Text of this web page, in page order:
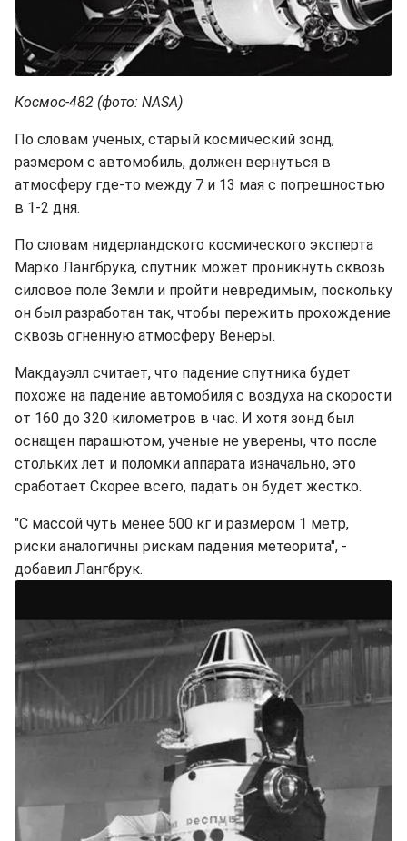
Космос-482 (фото: NASA)
По словам ученых, старый космический зонд,
размером с автомобиль, должен вернуться в
атмосферу где-то между 7 и 13 мая с погрешностью
в 1-2 дня.
По словам нидерландского космического эксперта
Марко Лангбрука, спутник может проникнуть сквозь
силовое поле Земли и пройти невредимым, поскольку
он был разработан так, чтобы пережить прохождение
сквозь огненную атмосферу Венеры.
Макдауэлл считает, что падение спутника будет
похоже на падение автомобиля с воздуха на скорости
от 160 до 320 километров в час. И хотя зонд был
оснащен парашютом, ученые не уверены, что после
стольких лет и поломки аппарата изначально, это
сработает Скорее всего, падать он будет жестко.
"С массой чуть менее 500 кг и размером 1 метр,
риски аналогичны рискам падения метеорита", -
добавил Лангбрук.